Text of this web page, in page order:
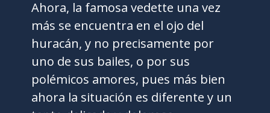
Ahora, la famosa vedette una vez
más se encuentra en el ojo del
huracán, y no precisamente por
uno de sus bailes, o por sus
polémicos amores, pues más bien
ahora la situación es diferente y un